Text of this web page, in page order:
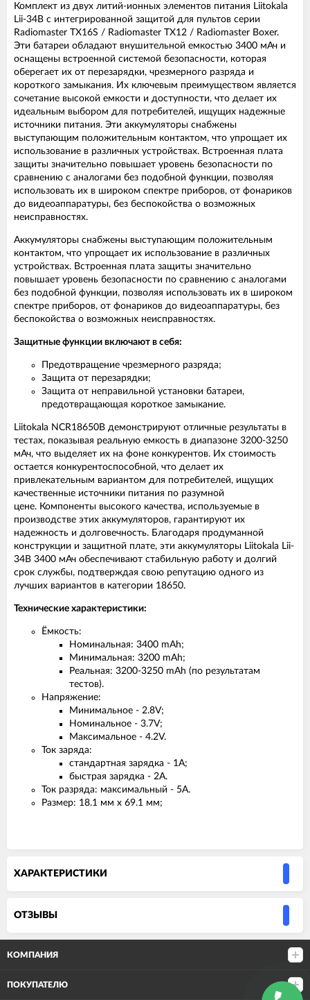
Комплект из двух литий-ионных элементов питания Liitokala
Lii-34B с интегрированной защитой для пультов серии
Radiomaster TX16S / Radiomaster TX12 / Radiomaster Boxer.
Эти батареи обладают внушительной емкостью 3400 мАч и
оснащены встроенной системой безопасности, которая
оберегает их от перезарядки, чрезмерного разряда и
короткого замыкания. Их ключевым преимуществом является
сочетание высокой емкости и доступности, что делает их
идеальным выбором для потребителей, ищущих надежные
источники питания. Эти аккумуляторы снабжены
выступающим положительным контактом, что упрощает их
использование в различных устройствах. Встроенная плата
защиты значительно повышает уровень безопасности по
сравнению с аналогами без подобной функции, позволяя
использовать их в широком спектре приборов, от фонариков
до видеоаппаратуры, без беспокойства о возможных
неисправностях.
Аккумуляторы снабжены выступающим положительным
контактом, что упрощает их использование в различных
устройствах. Встроенная плата защиты значительно
повышает уровень безопасности по сравнению с аналогами
без подобной функции, позволяя использовать их в широком
спектре приборов, от фонариков до видеоаппаратуры, без
беспокойства о возможных неисправностях.
Защитные функции включают в себя:
Предотвращение чрезмерного разряда;
Защита от перезарядки;
Защита от неправильной установки батареи,
предотвращающая короткое замыкание.
Liitokala NCR18650B демонстрируют отличные результаты в
тестах, показывая реальную емкость в диапазоне 3200-3250
мАч, что выделяет их на фоне конкурентов. Их стоимость
остается конкурентоспособной, что делает их
привлекательным вариантом для потребителей, ищущих
качественные источники питания по разумной
цене. Компоненты высокого качества, используемые в
производстве этих аккумуляторов, гарантируют их
надежность и долговечность. Благодаря продуманной
конструкции и защитной плате, эти аккумуляторы Liitokala Lii-
34B 3400 мАч обеспечивают стабильную работу и долгий
срок службы, подтверждая свою репутацию одного из
лучших вариантов в категории 18650.
Технические характеристики:
Ёмкость:
Номинальная: 3400 mAh;
Минимальная: 3200 mAh;
Реальная: 3200-3250 mAh (по результатам
тестов).
Напряжение:
Минимальное - 2.8V;
Номинальное - 3.7V;
Максимальное - 4.2V.
Ток заряда:
стандартная зарядка - 1А;
быстрая зарядка - 2A.
Ток разряда: максимальный - 5A.
Размер: 18.1 мм х 69.1 мм;
ХАРАКТЕРИСТИКИ
ОТЗЫВЫ
КОМПАНИЯ
ПОКУПАТЕЛЮ